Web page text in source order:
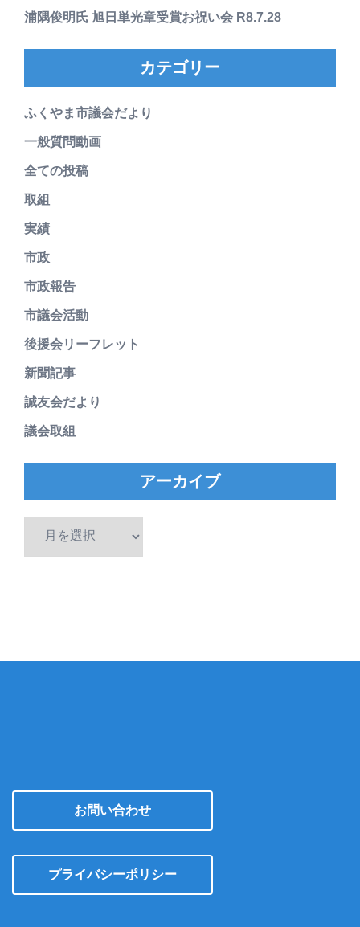
浦隅俊明氏 旭日単光章受賞お祝い会 R8.7.28
カテゴリー
ふくやま市議会だより
一般質問動画
全ての投稿
取組
実績
市政
市政報告
市議会活動
後援会リーフレット
新聞記事
誠友会だより
議会取組
アーカイブ
お問い合わせ
プライバシーポリシー